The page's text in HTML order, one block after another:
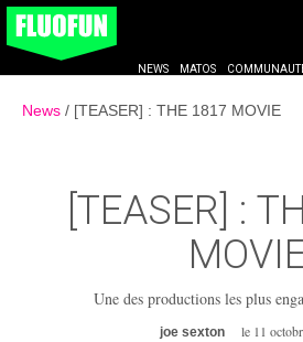
NEWS MATOS
News [TEASER] : THE 1817 MOVIE
[TEASER] :
Une des productions les plus
joe sexton le 11